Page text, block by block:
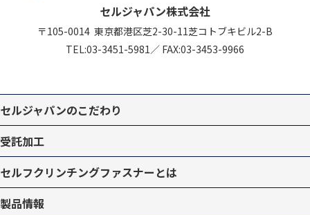
セルジャパン株式会社
〒105-0014 東京都港区芝2-30-11芝コトブキビル2-B
TEL:03-3451-5981／ FAX:03-3453-9966
セルジャパンのこだわり
受託加工
セルフクリンチングファスナーとは
製品情報